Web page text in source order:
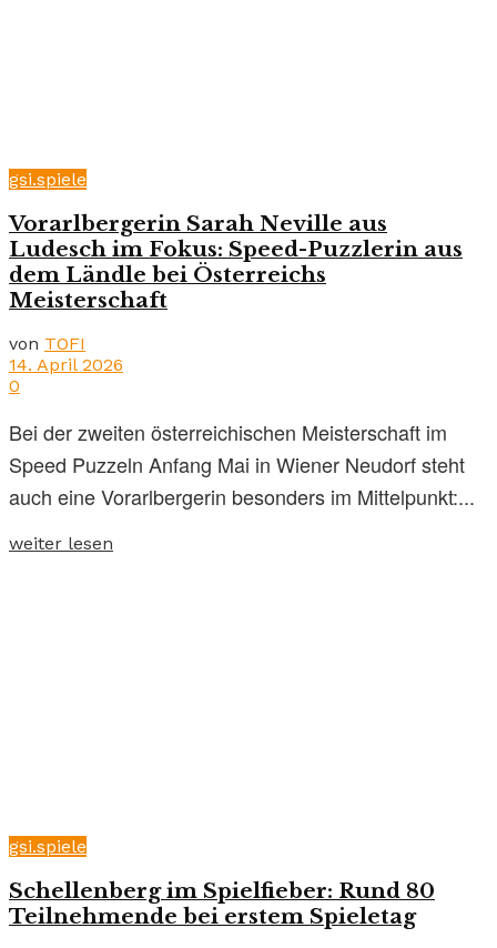
gsi.spiele
Vorarlbergerin Sarah Neville aus
Ludesch im Fokus: Speed-Puzzlerin aus
dem Ländle bei Österreichs
Meisterschaft
von TOFI
14. April 2026
0
Bei der zweiten österreichischen Meisterschaft im
Speed Puzzeln Anfang Mai in Wiener Neudorf steht
auch eine Vorarlbergerin besonders im Mittelpunkt:...
weiter lesen
gsi.spiele
Schellenberg im Spielfieber: Rund 80
Teilnehmende bei erstem Spieletag